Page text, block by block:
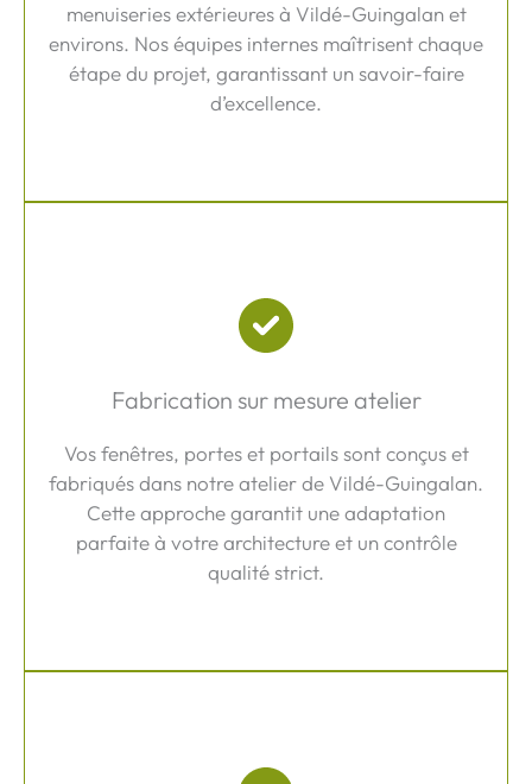
menuiseries extérieures à Vildé-Guingalan et
environs. Nos équipes internes maîtrisent chaque
étape du projet, garantissant un savoir-faire
d’excellence.
Fabrication sur mesure atelier
Vos fenêtres, portes et portails sont conçus et
fabriqués dans notre atelier de Vildé-Guingalan.
Cette approche garantit une adaptation
parfaite à votre architecture et un contrôle
qualité strict.